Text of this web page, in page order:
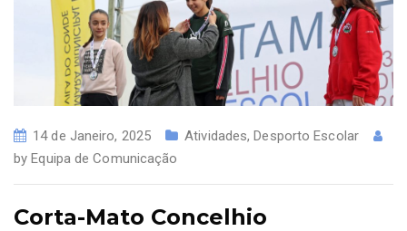
14 de Janeiro, 2025 Atividades,Desporto Escolar
byEquipa de Comunicação
Corta-Mato Concelhio